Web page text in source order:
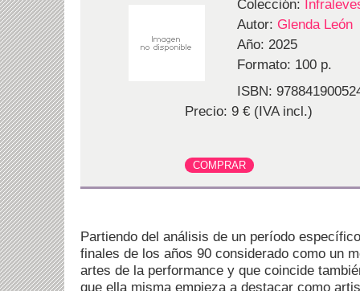
Colección:
Autor: Glenda León
Año: 2025
Formato: 100 p.
ISBN:
Precio: 9 € (IVA incl.)
Partiendo del análisis de un período
finales de los años 90 considerado como un
artes de la performance y que coincide
que ella misma empieza a destacar como